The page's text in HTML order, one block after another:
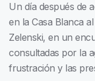
Un día después de
en la Casa Blanca
Zelenski, en un
consultadas por la
frustración y las